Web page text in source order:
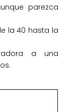
parezca
la 40 hasta la
a una